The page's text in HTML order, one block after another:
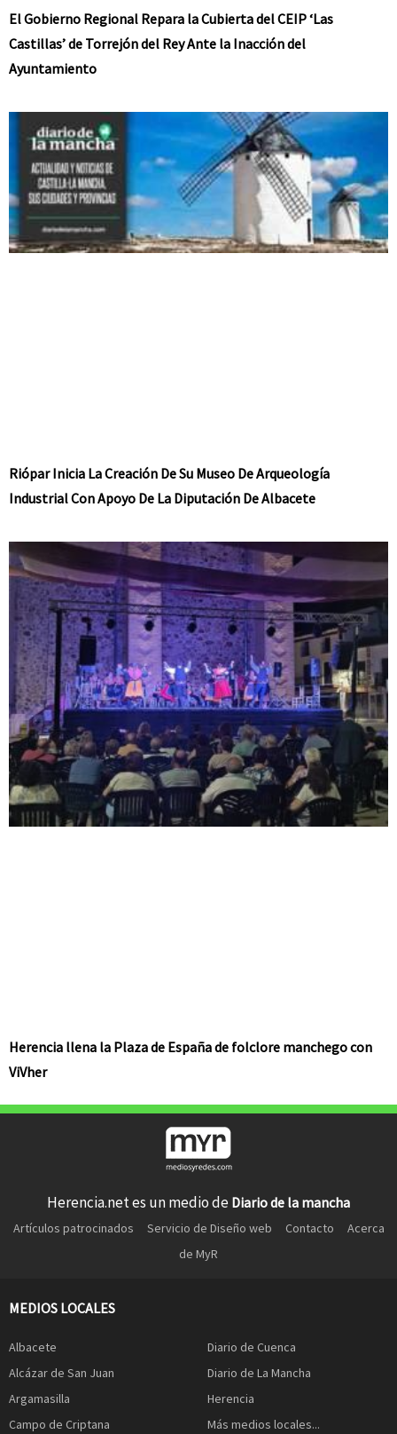
El Gobierno Regional Repara la Cubierta del CEIP ‘Las
Castillas’ de Torrejón del Rey Ante la Inacción del
Ayuntamiento
Riópar Inicia La Creación De Su Museo De Arqueología
Industrial Con Apoyo De La Diputación De Albacete
Herencia llena la Plaza de España de folclore manchego con
ViVher
Herencia.net es un medio de Diario de la mancha
Artículos patrocinados Servicio de Diseño web Contacto
Acerca
de MyR
MEDIOS LOCALES
Albacete
Alcázar de San Juan
Argamasilla
Campo de Criptana
Diario de Cuenca
Diario de La Mancha
Herencia
Más medios locales...